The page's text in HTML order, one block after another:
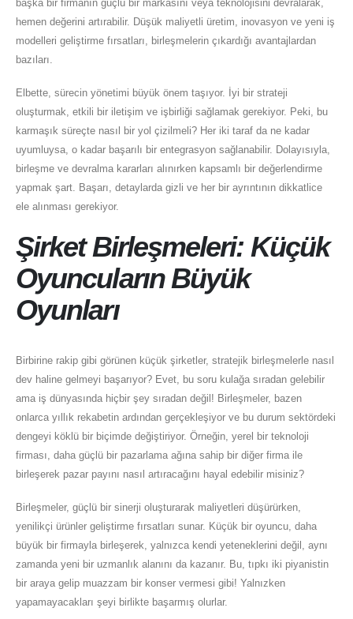
başka bir firmanın güçlü bir markasını veya teknolojisini devralarak,
hemen değerini artırabilir. Düşük maliyetli üretim, inovasyon ve yeni iş
modelleri geliştirme fırsatları, birleşmelerin çıkardığı avantajlardan
bazıları.
Elbette, sürecin yönetimi büyük önem taşıyor. İyi bir strateji
oluşturmak, etkili bir iletişim ve işbirliği sağlamak gerekiyor. Peki, bu
karmaşık süreçte nasıl bir yol çizilmeli? Her iki taraf da ne kadar
uyumluysa, o kadar başarılı bir entegrasyon sağlanabilir. Dolayısıyla,
birleşme ve devralma kararları alınırken kapsamlı bir değerlendirme
yapmak şart. Başarı, detaylarda gizli ve her bir ayrıntının dikkatlice
ele alınması gerekiyor.
Şirket Birleşmeleri: Küçük
Oyuncuların Büyük
Oyunları
Birbirine rakip gibi görünen küçük şirketler, stratejik birleşmelerle nasıl
dev haline gelmeyi başarıyor? Evet, bu soru kulağa sıradan gelebilir
ama iş dünyasında hiçbir şey sıradan değil! Birleşmeler, bazen
onlarca yıllık rekabetin ardından gerçekleşiyor ve bu durum sektördeki
dengeyi köklü bir biçimde değiştiriyor. Örneğin, yerel bir teknoloji
firması, daha güçlü bir pazarlama ağına sahip bir diğer firma ile
birleşerek pazar payını nasıl artıracağını hayal edebilir misiniz?
Birleşmeler, güçlü bir sinerji oluşturarak maliyetleri düşürürken,
yenilikçi ürünler geliştirme fırsatları sunar. Küçük bir oyuncu, daha
büyük bir firmayla birleşerek, yalnızca kendi yeteneklerini değil, aynı
zamanda yeni bir uzmanlık alanını da kazanır. Bu, tıpkı iki piyanistin
bir araya gelip muazzam bir konser vermesi gibi! Yalnızken
yapamayacakları şeyi birlikte başarmış olurlar.